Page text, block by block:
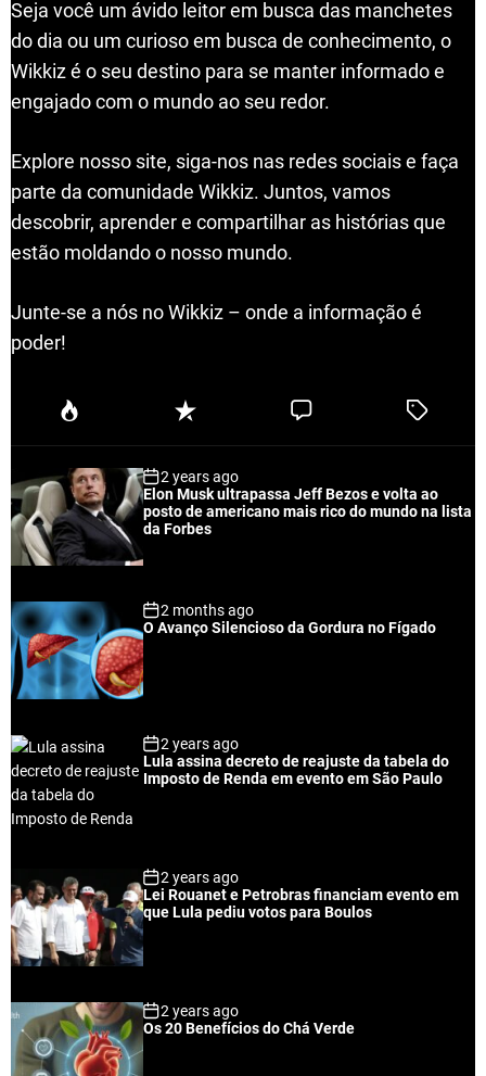
Seja você um ávido leitor em busca das manchetes
do dia ou um curioso em busca de conhecimento, o
Wikkiz é o seu destino para se manter informado e
engajado com o mundo ao seu redor.
Explore nosso site, siga-nos nas redes sociais e faça
parte da comunidade Wikkiz. Juntos, vamos
descobrir, aprender e compartilhar as histórias que
estão moldando o nosso mundo.
Junte-se a nós no Wikkiz – onde a informação é
poder!
P
u
a
r
R
e
n
t
C
e
T
e
2 years ago
Elon Musk ultrapassa Jeff Bezos e volta ao
posto de americano mais rico do mundo na lista
da Forbes
2 months ago
O Avanço Silencioso da Gordura no Fígado
2 years ago
Lula assina decreto de reajuste da tabela do
Imposto de Renda em evento em São Paulo
2 years ago
Lei Rouanet e Petrobras financiam evento em
que Lula pediu votos para Boulos
2 years ago
Os 20 Benefícios do Chá Verde